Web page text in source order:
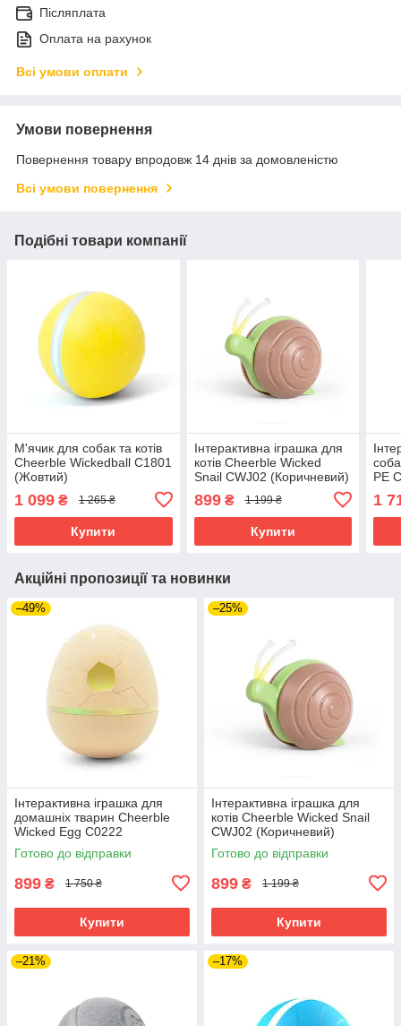
Післяплата
Оплата на рахунок
Всі умови оплати
Умови повернення
Повернення товару впродовж 14 днів за домовленістю
Всі умови повернення
Подібні товари компанії
М'ячик для собак та котів
Cheerble Wickedball C1801
(Жовтий)
1 099 ₴ 1 265 ₴
Купити
Інтерактивна іграшка для
котів Cheerble Wicked
Snail CWJ02 (Коричневий)
899₴ 1 199 ₴
Купити
PE
1
Акційні пропозиції та новинки
–49%
Інтерактивна іграшка для
домашніх тварин Cheerble
Wicked Egg C0222
(Помаранчевий)
Готово до відправки
899 ₴ 1 750 ₴
Купити
–25%
Інтерактивна іграшка для
котів Cheerble Wicked Snail
CWJ02 (Коричневий)
Готово до відправки
899 ₴ 1 199 ₴
Купити
–21% –17%